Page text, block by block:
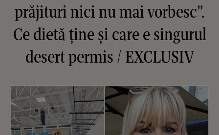
prăjituri nici nu mai vorbesc”.
Ce dietă ține și care e singurul
desert permis / EXCLUSIV